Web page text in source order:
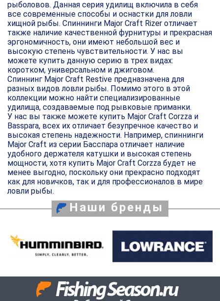
рыболовов. Данная серия удилищ включила в себя
все современные способы и оснастки для ловли
хищной рыбы. Спиннинги Major Craft Rizer отличает
также наличие качественной фурнитуры и прекрасная
эргономичность, они имеют небольшой вес и
высокую степень чувствительности. У нас вы
можете купить данную серию в трех видах:
коротком, универсальном и джиговом.
Спиннинг Major Craft Restive предназначена для
разных видов ловли рыбы. Помимо этого в этой
коллекции можно найти специализированные
удилища, создаваемые под рывковые приманки.
У нас вы также можете купить Major Craft Corzza и
Basspara, всех их отличает безупречное качество и
высокая степень надежности. Например, спиннинги
Major Craft из серии Басспара отличает наличие
удобного держателя катушки и высокая степень
мощности, хотя купить Major Craft Corzza будет не
менее выгодно, поскольку они прекрасно подходят
как для новичков, так и для профессионалов в мире
ловли рыбы.
Наши бренды